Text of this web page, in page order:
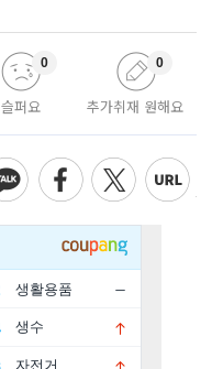
슬퍼요
0
추가취재 원해요
0